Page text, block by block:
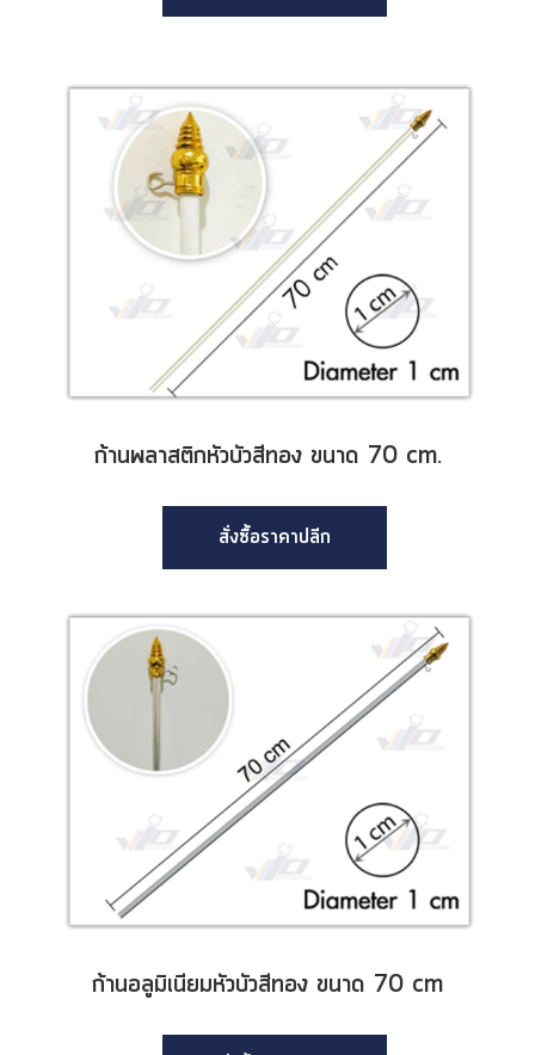
ก้านพลาสติกหัวบัวสีทอง ขนาด 70 cm.
สั่งซื้อราคาปลีก
ก้านอลูมิเนียมหัวบัวสีทอง ขนาด 70 cm